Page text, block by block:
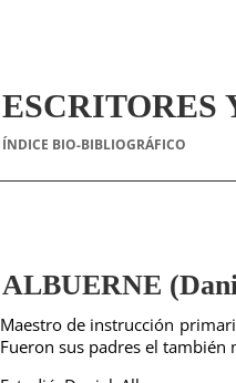
ESCRITORES
ÍNDICE BIO-BIBLIOGRÁFICO
ALBUERNE
Maestro de instrucción
Fueron sus padres el también